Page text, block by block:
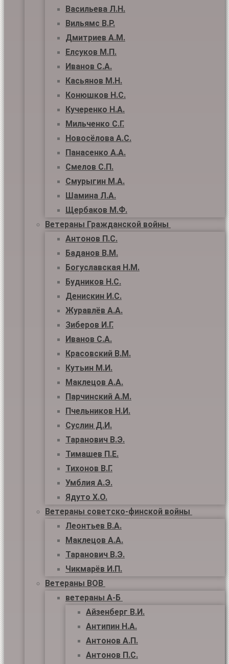
Васильева Л.Н.
Вильямс В.Р.
Дмитриев А.М.
Елсуков М.П.
Иванов С.А.
Касьянов М.Н.
Конюшков Н.С.
Кучеренко Н.А.
Мильченко С.Г.
Новосёлова А.С.
Панасенко А.А.
Смелов С.П.
Смурыгин М.А.
Шамина Л.А.
Щербаков М.Ф.
Ветераны Гражданской войны
Антонов П.С.
Баданов В.М.
Богуславская Н.М.
Будников Н.С.
Денискин И.С.
Журавлёв А.А.
Зиберов И.Г.
Иванов С.А.
Красовский В.М.
Кутьин М.И.
Маклецов А.А.
Парчинский А.М.
Пчельников Н.И.
Суслин Д.И.
Таранович В.Э.
Тимашев П.Е.
Тихонов В.Г.
Умблия А.Э.
Ядуто Х.О.
Ветераны советско-финской войны
Леонтьев В.А.
Маклецов А.А.
Таранович В.Э.
Чикмарёв И.П.
Ветераны ВОВ
ветераны А-Б
Айзенберг В.И.
Антипин Н.А.
Антонов А.П.
Антонов П.С.